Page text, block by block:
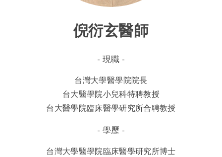
倪衍玄醫師
- 現職 -
台灣大學醫學院院長
台大醫學院小兒科特聘教授
台大醫學院臨床醫學研究所合聘教授
- 學歷 -
台灣大學醫學院臨床醫學研究所博士